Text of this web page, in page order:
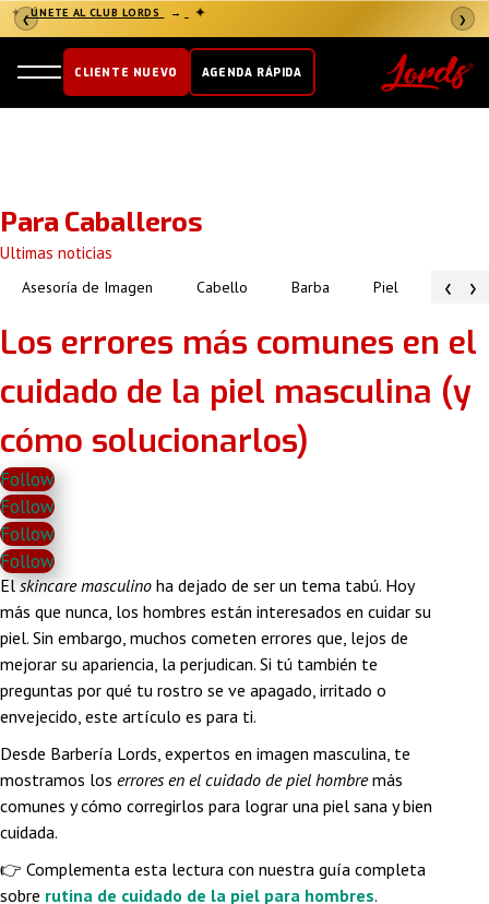
❮ ❯
✦ ÚNETE AL CLUB LORDS → ✦
CLIENTE NUEVO AGENDA RÁPIDA
Para Caballeros
Ultimas noticias
‹
Asesoría de Imagen Cabello Barba Piel ›
Los errores más comunes en el
cuidado de la piel masculina (y
cómo solucionarlos)
Follow
Follow
Follow
Follow
Elskincare masculino ha dejado de ser un tema tabú. Hoy
más que nunca, los hombres están interesados en cuidar su
piel. Sin embargo, muchos cometen errores que, lejos de
mejorar su apariencia, la perjudican. Si tú también te
preguntas por qué tu rostro se ve apagado, irritado o
envejecido, este artículo es para ti.
Desde Barbería Lords, expertos en imagen masculina, te
mostramos los errores en el cuidado de piel hombremás
comunes y cómo corregirlos para lograr una piel sana y bien
cuidada.
👉 Complementa esta lectura con nuestra guía completa
sobre rutina de cuidado de la piel para hombres.